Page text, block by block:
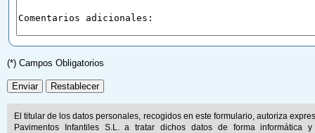
(*) Campos Obligatorios
El titular de los datos personales, recogidos en este formulario, autoriza
Pavimentos Infantiles S.L. a tratar dichos datos de forma informática y